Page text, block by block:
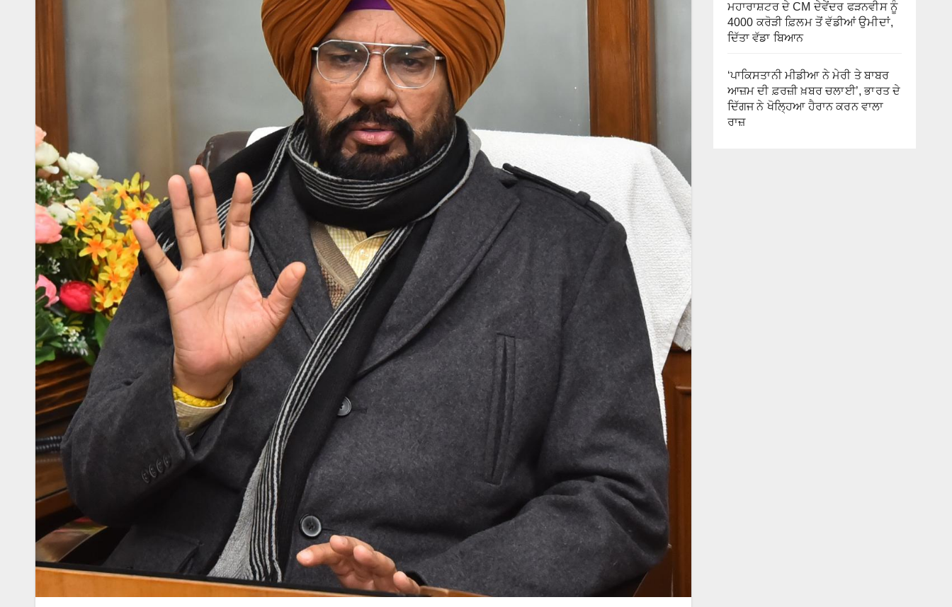
ਮਹਾਰਾਸ਼ਟਰ ਦੇ CM ਦੇਵੇਂਦਰ ਫੜਨਵੀਸ ਨੂੰ
4000 ਕਰੋੜੀ ਫ਼ਿਲਮ ਤੋਂ ਵੱਡੀਆਂ ਉਮੀਦਾਂ,
ਦਿੱਤਾ ਵੱਡਾ ਬਿਆਨ
‘ਪਾਕਿਸਤਾਨੀ ਮੀਡੀਆ ਨੇ ਮੇਰੀ ਤੇ ਬਾਬਰ
ਆਜ਼ਮ ਦੀ ਫ਼ਰਜ਼ੀ ਖ਼ਬਰ ਚਲਾਈ’, ਭਾਰਤ ਦੇ
ਦਿੱਗਜ ਨੇ ਖੋਲ੍ਹਿਆ ਹੈਰਾਨ ਕਰਨ ਵਾਲਾ
ਰਾਜ਼